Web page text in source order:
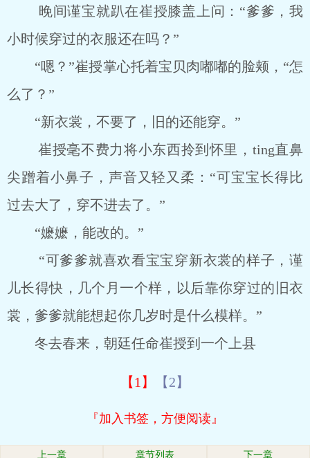
晚间谨宝就趴在崔授膝盖上问：“爹爹，我
小时候穿过的衣服还在吗？”
“嗯？”崔授掌心托着宝贝肉嘟嘟的脸颊，“怎
么了？”
“新衣裳，不要了，旧的还能穿。”
崔授毫不费力将小东西拎到怀里，ting直鼻
尖蹭着小鼻子，声音又轻又柔：“可宝宝长得比
过去大了，穿不进去了。”
“嬷嬷，能改的。”
“可爹爹就喜欢看宝宝穿新衣裳的样子，谨
儿长得快，几个月一个样，以后靠你穿过的旧衣
裳，爹爹就能想起你几岁时是什么模样。”
冬去春来，朝廷任命崔授到一个上县
【1】 【2】
『加入书签，方便阅读』
上一章 章节列表 下一章